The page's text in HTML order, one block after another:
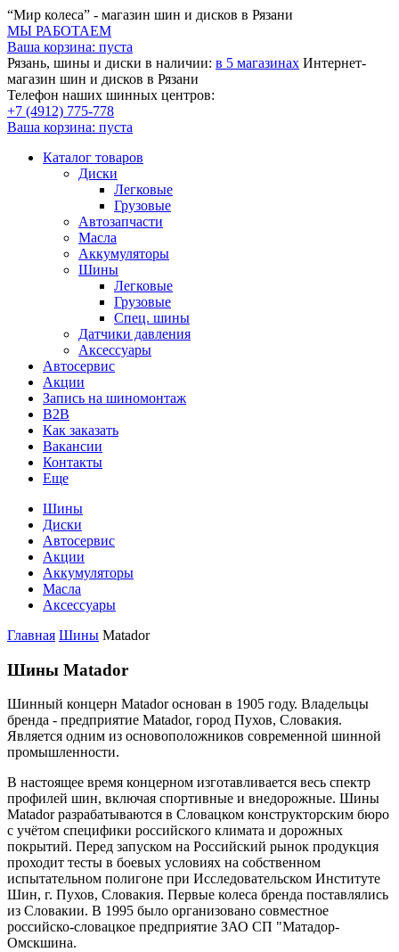
“Мир колеса” - магазин шин и дисков в Рязани
МЫ РАБОТАЕМ
Ваша корзина: пуста
Рязань, шины и диски в наличии: в 5 магазинах Интернет-
магазин шин и дисков в Рязани
Телефон наших шинных центров:
+7 (4912) 775-778
Ваша корзина: пуста
Каталог товаров
Диски
Легковые
Грузовые
Автозапчасти
Масла
Аккумуляторы
Шины
Легковые
Грузовые
Спец. шины
Датчики давления
Аксессуары
Автосервис
Акции
Запись на шиномонтаж
B2B
Как заказать
Вакансии
Контакты
Еще
Шины
Диски
Автосервис
Акции
Аккумуляторы
Масла
Аксессуары
Главная Шины Matador
Шины Matador
Шинный концерн Matador основан в 1905 году. Владельцы
бренда - предприятие Matador, город Пухов, Словакия.
Является одним из основоположников современной шинной
промышленности.
В настоящее время концерном изготавливается весь спектр
профилей шин, включая спортивные и внедорожные. Шины
Matador разрабатываются в Словацком конструкторским бюро
с учётом специфики российского климата и дорожных
покрытий. Перед запуском на Российский рынок продукция
проходит тесты в боевых условиях на собственном
испытательном полигоне при Исследовательском Институте
Шин, г. Пухов, Словакия. Первые колеса бренда поставлялись
из Словакии. В 1995 было организовано совместное
российско-словацкое предприятие ЗАО СП "Матадор-
Омскшина.